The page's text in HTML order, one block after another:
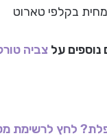
בקלפי טארוט
נוספים על צביה
לחץ לרשימת